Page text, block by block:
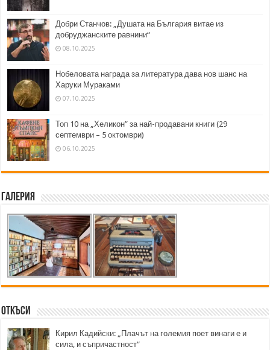
Добри Станчов: „Душата на България витае из
добруджанските равнини“
08.10.2025
Нобеловата награда за литература дава нов шанс на
Харуки Мураками
07.10.2025
Топ 10 на „Хеликон” за най-продавани книги (29
септември – 5 октомври)
06.10.2025
Галерия
Откъси
Кирил Кадийски: „Плачът на големия поет винаги е и
сила, и съпричастност“